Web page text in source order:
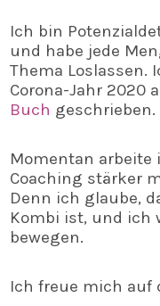
Ich bin
und habe jede
Thema Loslassen.
Corona-Jahr 2020
Buch geschrieben.
Momentan arbeite
Coaching stärker
Denn ich glaube,
Kombi ist, und ich
bewegen.
Ich freue mich auf